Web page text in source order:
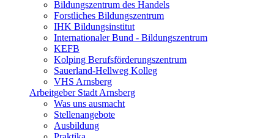
Bildungszentrum des Handels
Forstliches Bildungszentrum
IHK Bildungsinstitut
Internationaler Bund - Bildungszentrum
KEFB
Kolping Berufsförderungszentrum
Sauerland-Hellweg Kolleg
VHS Arnsberg
Arbeitgeber Stadt Arnsberg
Was uns ausmacht
Stellenangebote
Ausbildung